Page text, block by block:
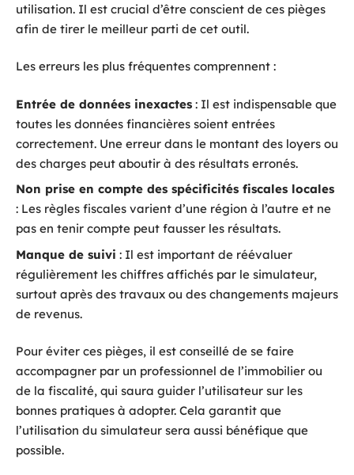
utilisation. Il est crucial d’être conscient de ces pièges
afin de tirer le meilleur parti de cet outil.
Les erreurs les plus fréquentes comprennent :
Entrée de données inexactes : Il est indispensable que
toutes les données financières soient entrées
correctement. Une erreur dans le montant des loyers ou
des charges peut aboutir à des résultats erronés.
Non prise en compte des spécificités fiscales locales
: Les règles fiscales varient d’une région à l’autre et ne
pas en tenir compte peut fausser les résultats.
Manque de suivi : Il est important de réévaluer
régulièrement les chiffres affichés par le simulateur,
surtout après des travaux ou des changements majeurs
de revenus.
Pour éviter ces pièges, il est conseillé de se faire
accompagner par un professionnel de l’immobilier ou
de la fiscalité, qui saura guider l’utilisateur sur les
bonnes pratiques à adopter. Cela garantit que
l’utilisation du simulateur sera aussi bénéfique que
possible.